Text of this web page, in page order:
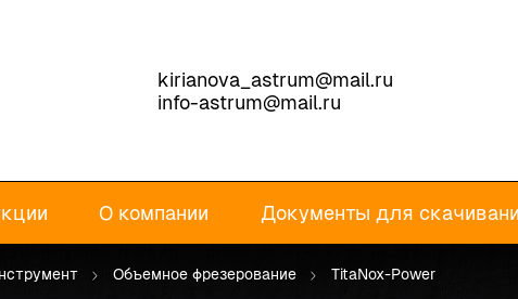
kirianova_astrum@mail.ru
info-astrum@mail.ru
О компании Документы для
Объемное фрезерование TitaNox-Power